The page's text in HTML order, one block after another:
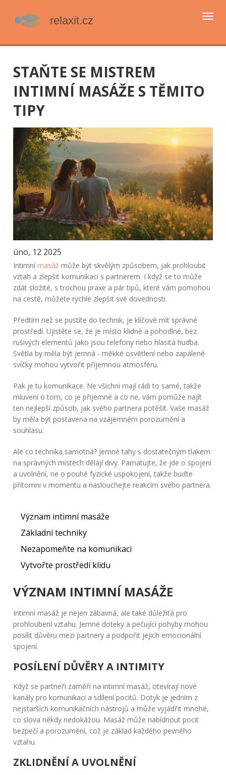
STAŇTE SE MISTREM
INTIMNÍ MASÁŽE S TĚMITO
TIPY
úno, 12 2025
Intimnímasáž může být skvělým způsobem, jak prohloubit
vztah a zlepšit komunikaci s partnerem. I když se to může
zdát složité, s trochou praxe a pár tipů, které vám pomohou
na cestě, můžete rychle zlepšit své dovednosti.
Předtím než se pustíte do technik, je klíčové mít správné
prostředí. Ujistěte se, že je místo klidné a pohodlné, bez
rušivých elementů jako jsou telefony nebo hlasitá hudba.
Světla by měla být jemná - měkké osvětlení nebo zapálené
svíčky mohou vytvořit příjemnou atmosféru.
Pak je tu komunikace. Ne všichni mají rádi to samé, takže
mluvení o tom, co je přijemné a co ne, vám pomůže najít
ten nejlepší způsob, jak svého partnera potěšit. Vaše masáž
by měla být postavena na vzájemném porozumění a
souhlasu.
Ale co technika samotná? Jemné tahy s dostatečným tlakem
na správných místech dělají divy. Pamatujte, že jde o spojení
a uvolnění, ne o pouhé fyzické uspokojení, takže buďte
přítomni v momentu a naslouchejte reakcím svého partnera.
Význam intimní masáže
Základní techniky
Nezapomeňte na komunikaci
Vytvořte prostředí klidu
VÝZNAM INTIMNÍ MASÁŽE
Intimní masáž je nejen zábavná, ale také důležitá pro
prohloubení vztahu. Jemné doteky a pečující pohyby mohou
posílit důvěru mezi partnery a podpořit jejich emocionální
spojení.
POSÍLENÍ DŮVĚRY A INTIMITY
Když se partneři zaměří naintimní masáž, otevírají nové
kanály pro komunikaci a sdílení pocitů. Dotyk je jedním z
nejstarších komunikačních nástrojů a může vyjádřit mnohé,
co slova někdy nedokážou. Masáž může nabídnout pocit
bezpečí a porozumění, což je základ každého pevného
vztahu.
ZKLIDNĚNÍ A UVOLNĚNÍ